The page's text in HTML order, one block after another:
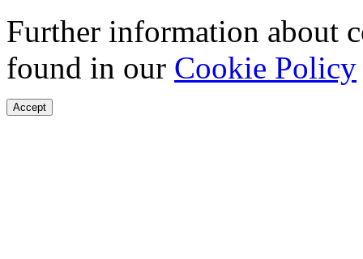
Further information about
found in our Cookie Policy
Accept